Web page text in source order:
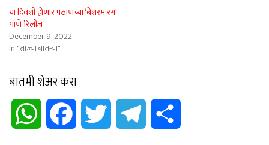
या दिवशी होणार पठाणच्या ‘बेशरम रंग’
गाणे रिलीज
December 9, 2022
In "ताज्या बातम्या"
बातमी शेअर करा
WhatsApp Facebook Twitter Telegram